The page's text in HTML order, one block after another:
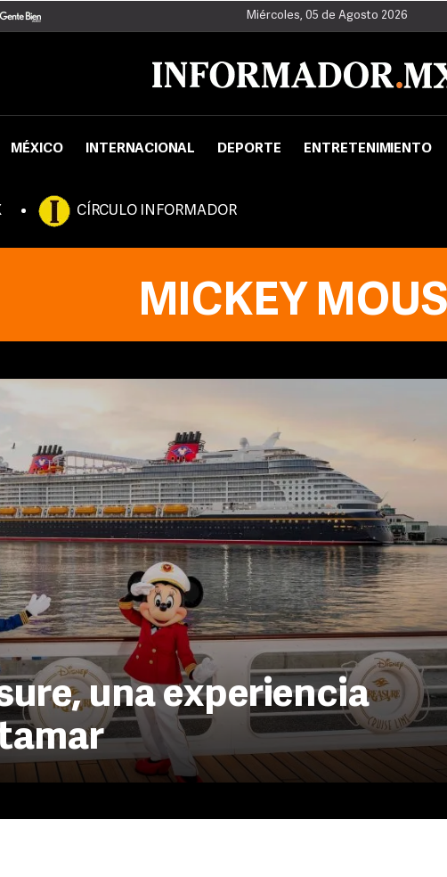
Miércoles, 05 de Agosto 2026
MÉXICO INTERNACIONAL DEPORTE ENTRETENIMIENTO
CÍRCULO INFORMADOR
MICKEY
una experiencia